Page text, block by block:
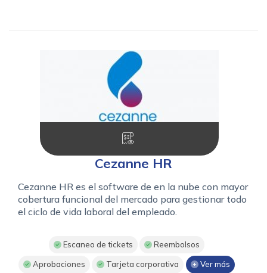
Cezanne HR
Cezanne HR es el software de en la nube con mayor
cobertura funcional del mercado para gestionar todo
el ciclo de vida laboral del empleado.
Escaneo de tickets Reembolsos
Aprobaciones Tarjeta corporativa Ver más